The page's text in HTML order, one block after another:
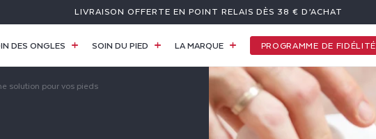
LIVRAISON OFFERTE EN POINT RELAIS DÈS 38 € D’ACHAT
DES ONGLES SOIN DU PIED LA MARQUE PROGRAMME DE FIDÉLITÉ
solution pour vos pieds